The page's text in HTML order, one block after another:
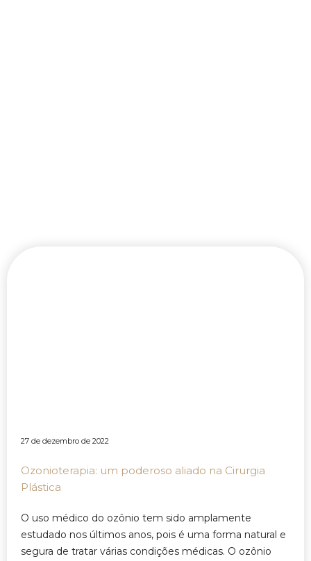
27 de dezembro de 2022
Ozonioterapia: um poderoso aliado na Cirurgia
Plástica
O uso médico do ozônio tem sido amplamente
estudado nos últimos anos, pois é uma forma natural e
segura de tratar várias condições médicas. O ozônio